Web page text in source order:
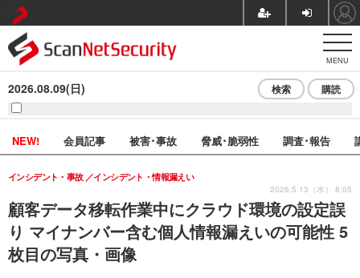
MENU
2026.08.09(日) 検索 購読
NEW! 会員記事 被害･事故 脅威･脆弱性 調査･報告
顧客データ移転作業中にクラウド環境の設定誤
り マイナンバー含む個人情報漏えいの可能性 5
枚目の写真・画像
インシデント・事故 インシデント・情報漏えい
2026.5.13（水） 8:05